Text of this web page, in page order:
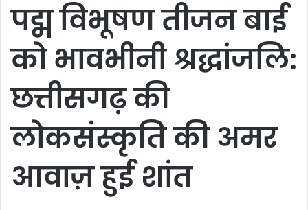
पद्म विभूषण तीजन बाई
को भावभीनी श्रद्धांजलि:
छत्तीसगढ़ की
लोकसंस्कृति की अमर
आवाज़ हुई शांत